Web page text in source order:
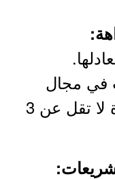
8 سنوات في مجال
العمل ذي الصلة (منها خبرة لا تقل عن 3